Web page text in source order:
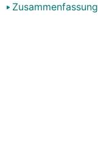
Zusammenfassung